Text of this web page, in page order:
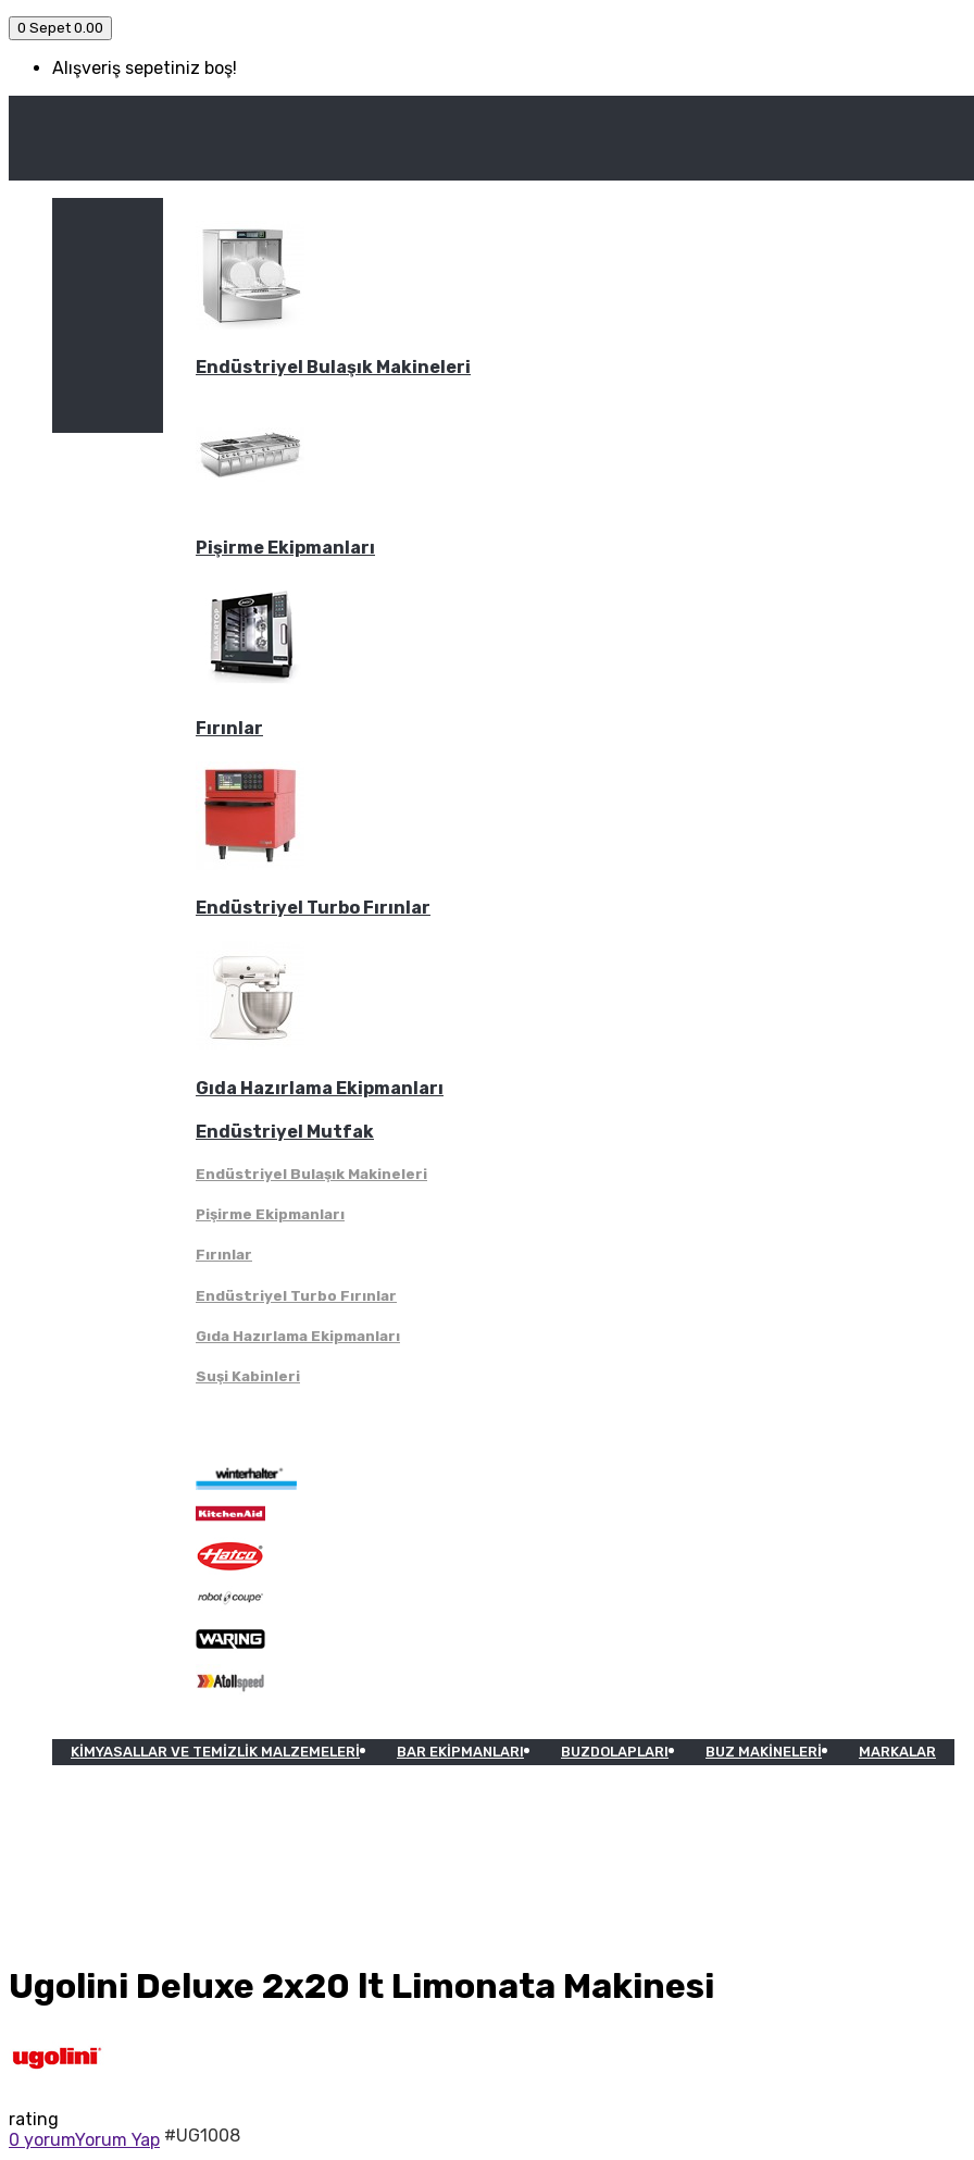
0 Sepet 0.00
Alışveriş sepetiniz boş!
Kategori
Endüstriyel Bulaşık Makineleri
Pişirme Ekipmanları
Fırınlar
Endüstriyel Turbo Fırınlar
Gıda Hazırlama Ekipmanları
Endüstriyel Mutfak
Endüstriyel Bulaşık Makineleri
Pişirme Ekipmanları
Fırınlar
Endüstriyel Turbo Fırınlar
Gıda Hazırlama Ekipmanları
Suşi Kabinleri
KIMYASALLAR VE TEMIZLIK MALZEMELERI BAR EKIPMANLARI BUZDOLAPLARI BUZ MAKINELERI MARKALAR
Ugolini Deluxe 2x20 lt Limonata Makinesi
rating
0 yorumYorum Yap #UG1008